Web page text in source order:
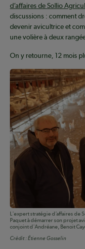
d’affaires de Sollio
discussions : comment
devenir avicultrice et
une volière à deux
On y retourne, 12 mois
L'expert stratégie d’affaires de
Paquet à démarrer son projet
conjoint d'Andréane, Benoit
Crédit :Étienne Gosselin